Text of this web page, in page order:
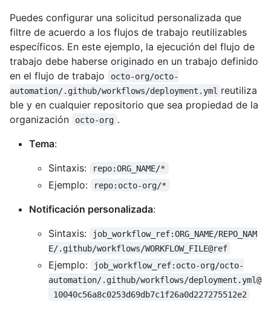
Puedes configurar una solicitud personalizada que
filtre de acuerdo a los flujos de trabajo reutilizables
específicos. En este ejemplo, la ejecución del flujo de
trabajo debe haberse originado en un trabajo definido
en el flujo de trabajo
octo-org/octo-
automation/.github/workflows/deployment.yml reutiliza
ble y en cualquier repositorio que sea propiedad de la
organización
octo-org .
Tema:
Sintaxis:
repo:ORG_NAME/*
Ejemplo: repo:octo-org/*
Notificación personalizada:
Sintaxis:
job_workflow_ref:ORG_NAME/REPO_NAM
E/.github/workflows/WORKFLOW_FILE@ref
Ejemplo:
job_workflow_ref:octo-org/octo-
automation/.github/workflows/deployment.yml@
10040c56a8c0253d69db7c1f26a0d227275512e2